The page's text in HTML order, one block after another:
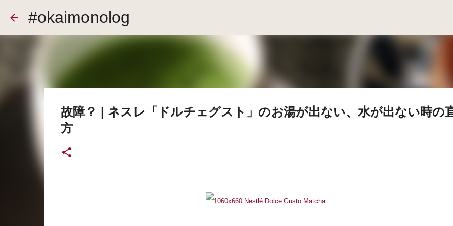
#okaimonolog
故障？ | ネスレ「ドルチェグスト」のお湯が出ない、水が出ない時の
方